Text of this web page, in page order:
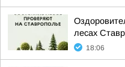
лесах
18:06